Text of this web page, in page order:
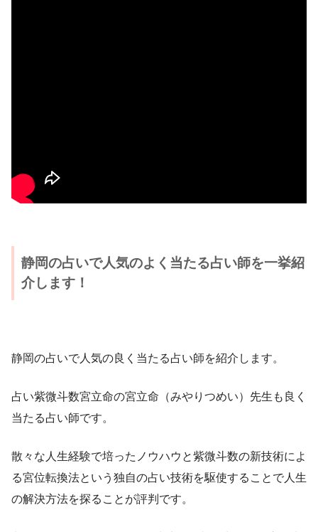
静岡の占いで人気のよく当たる占い師を一挙紹
介します！
静岡の占いで人気の良く当たる占い師を紹介します。
占い紫微斗数宮立命の宮立命（みやりつめい）先生も良く
当たる占い師です。
散々な人生経験で培ったノウハウと紫微斗数の新技術によ
る宮位転換法という独自の占い技術を駆使することで人生
の解決方法を探ることが評判です。